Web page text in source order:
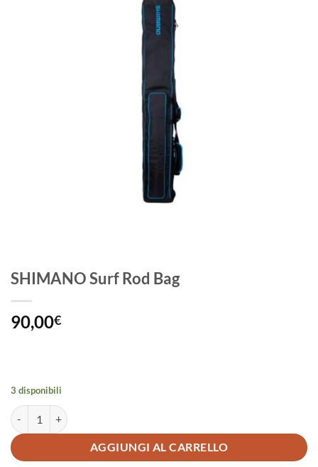
SHIMANO Surf Rod Bag
90,00€
3 disponibili
SHIMANO Surf Rod Bag quantità
AGGIUNGI AL CARRELLO